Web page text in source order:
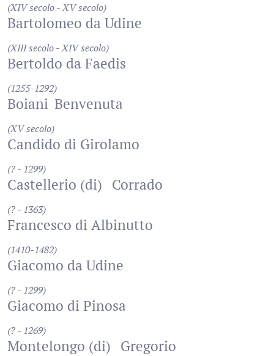
(XIV secolo - XV secolo)
Bartolomeo da Udine
(XIII secolo - XIV secolo)
Bertoldo da Faedis
(1255-1292)
Boiani Benvenuta
(XV secolo)
Candido di Girolamo
(? - 1299)
Castellerio (di) Corrado
(? - 1363)
Francesco di Albinutto
(1410-1482)
Giacomo da Udine
(? - 1299)
Giacomo di Pinosa
(? - 1269)
Montelongo (di) Gregorio